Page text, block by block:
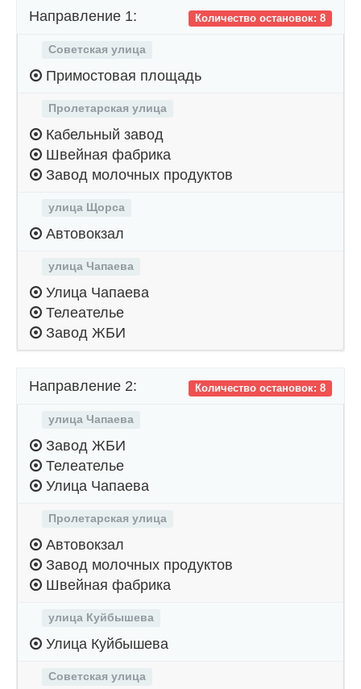
Количество остановок: 8
Направление 1:
Советская улица
Примостовая площадь
Пролетарская улица
Кабельный завод
Швейная фабрика
Завод молочных продуктов
улица Щорса
Автовокзал
улица Чапаева
Улица Чапаева
Телеателье
Завод ЖБИ
Количество остановок: 8
Направление 2:
улица Чапаева
Завод ЖБИ
Телеателье
Улица Чапаева
Пролетарская улица
Автовокзал
Завод молочных продуктов
Швейная фабрика
улица Куйбышева
Улица Куйбышева
Советская улица